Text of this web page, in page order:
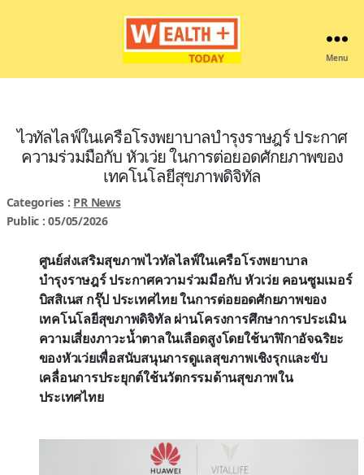
Menu
ไวทัลไลฟ์ในเครือโรงพยาบาลบำรุงราษฎร์ ประกาศ
ความร่วมมือกับ หัวเว่ย ในการต่อยอดศักยภาพของ
เทคโนโลยีสุขภาพดิจิทัล
Categories : PR News
Public : 05/05/2026
ศูนย์ส่งเสริมสุขภาพไวทัลไลฟ์ในเครือโรงพยาบาล
บำรุงราษฎร์ ประกาศความร่วมมือกับ หัวเว่ย คอนซูมเมอร์
บิสสิเนส กรุ๊ป ประเทศไทย ในการต่อยอดศักยภาพของ
เทคโนโลยีสุขภาพดิจิทัล ผ่านโครงการศึกษาการประเมิน
ความเสี่ยงภาวะน้ำตาลในเลือดสูงโดยใช้นาฬิกาอัจฉริยะ
ของหัวเว่ยเพื่อสนับสนุนการดูแลสุขภาพเชิงรุกและขับ
เคลื่อนการประยุกต์ใช้นวัตกรรมด้านสุขภาพใน
ประเทศไทย